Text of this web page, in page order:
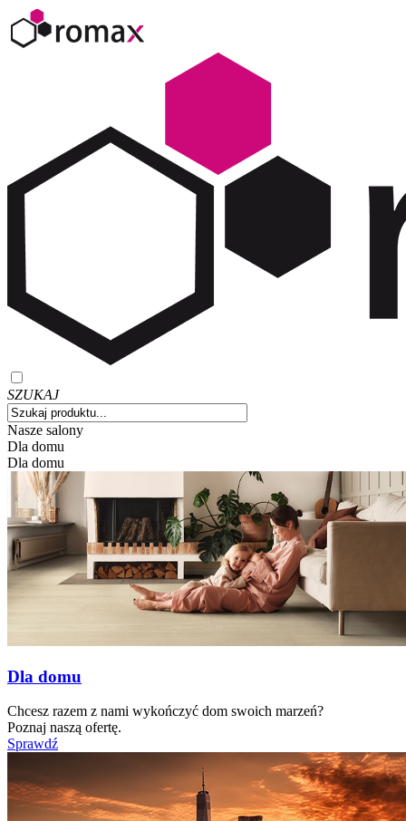
SZUKAJ
Nasze salony
Dla domu
Dla domu
Dla domu
Chcesz razem z nami wykończyć dom swoich marzeń?
Poznaj naszą ofertę.
Sprawdź